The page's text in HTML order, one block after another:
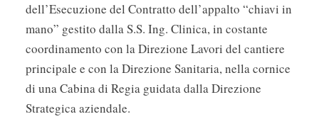
dell’Esecuzione del Contratto dell’appalto “chiavi in
mano” gestito dalla S.S. Ing. Clinica, in costante
coordinamento con la Direzione Lavori del cantiere
principale e con la Direzione Sanitaria, nella cornice
di una Cabina di Regia guidata dalla Direzione
Strategica aziendale.